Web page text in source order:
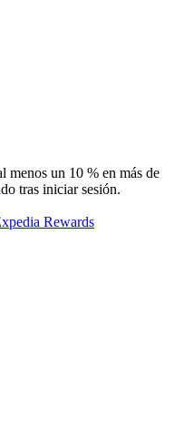
menos un 10 % en más de
tras iniciar sesión.
Rewards